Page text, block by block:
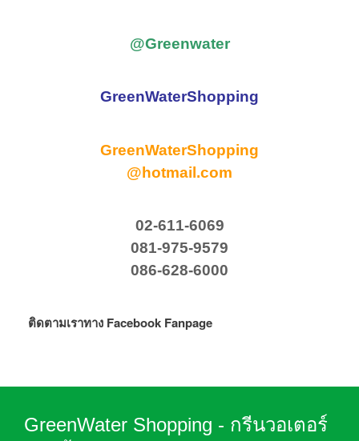
@Greenwater
GreenWaterShopping
GreenWaterShopping
@hotmail.com
02-611-6069
081-975-9579
086-628-6000
ติดตามเราทาง Facebook Fanpage
GreenWater Shopping - กรีนวอเตอร์